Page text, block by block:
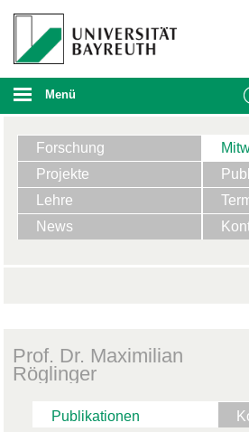
Menü
Forschung
Projekte
Lehre
News
Prof. Dr. Maximilian
Röglinger
Publikationen